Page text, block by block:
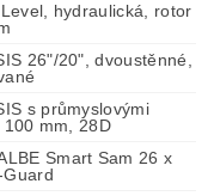
hydraulická, rotor
26"/20", dvoustěnné,
s průmyslovými
100 mm, 28D
Smart Sam 26 x